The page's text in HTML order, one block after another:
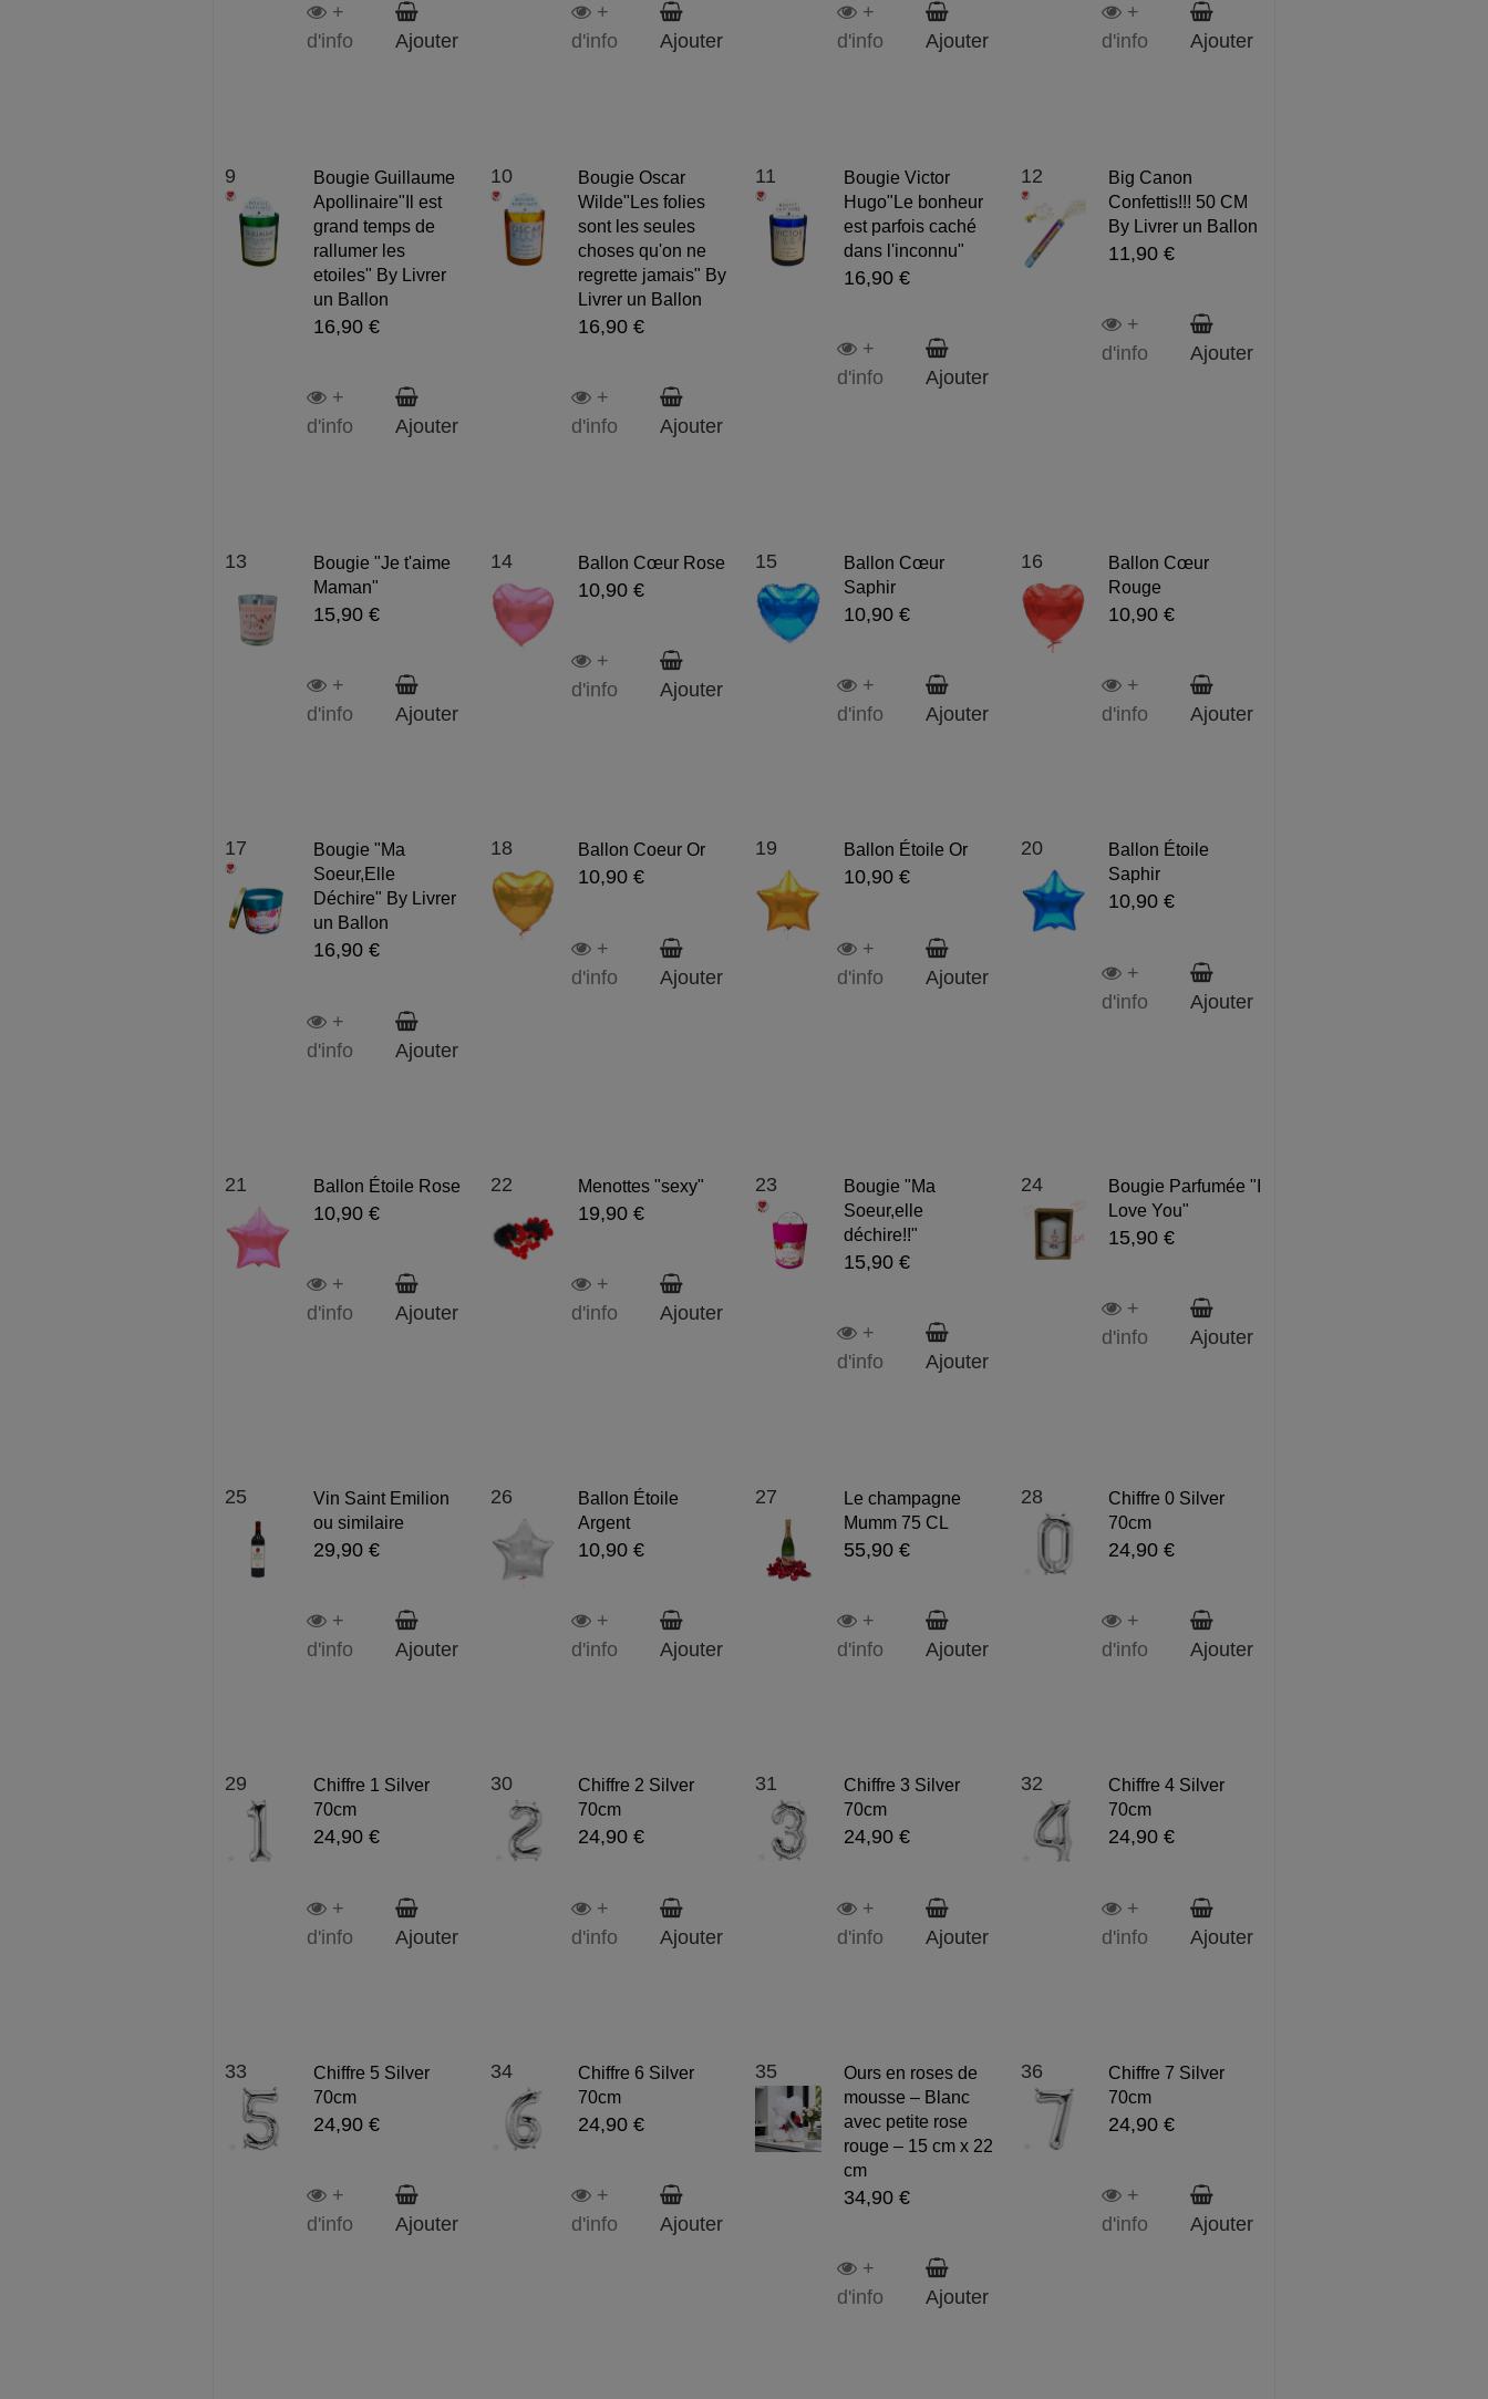
+
d'info
Ajouter
+
d'info
Ajouter
+
d'info
Ajouter
+
d'info
Ajouter
9
Bougie Guillaume
Apollinaire"Il est
grand temps de
rallumer les
etoiles" By Livrer
un Ballon
16,90 €
+
d'info
Ajouter
10
Bougie Oscar
Wilde"Les folies
sont les seules
choses qu'on ne
regrette jamais" By
Livrer un Ballon
16,90 €
+
d'info
Ajouter
11
Bougie Victor
Hugo"Le bonheur
est parfois caché
dans l'inconnu"
16,90 €
+
d'info
Ajouter
12
Big Canon
Confettis!!! 50 CM
By Livrer un Ballon
11,90 €
+
d'info
Ajouter
13
Bougie "Je t'aime
Maman"
15,90 €
+
d'info
Ajouter
14 Ballon Cœur Rose
10,90 €
+
d'info
Ajouter
15
Ballon Cœur
Saphir
10,90 €
+
d'info
Ajouter
16
Ballon Cœur
Rouge
10,90 €
+
d'info
Ajouter
17
Bougie "Ma
Soeur,Elle
Déchire" By Livrer
un Ballon
16,90 €
+
d'info
Ajouter
18 Ballon Coeur Or
10,90 €
+
d'info
Ajouter
19 Ballon Étoile Or
10,90 €
+
d'info
Ajouter
20
Ballon Étoile
Saphir
10,90 €
+
d'info
Ajouter
21 Ballon Étoile Rose
10,90 €
+
d'info
Ajouter
22 Menottes "sexy"
19,90 €
+
d'info
Ajouter
23
Bougie "Ma
Soeur,elle
déchire!!"
15,90 €
+
d'info
Ajouter
24
Bougie Parfumée "I
Love You"
15,90 €
+
d'info
Ajouter
25
Vin Saint Emilion
ou similaire
29,90 €
+
d'info
Ajouter
26
Ballon Étoile
Argent
10,90 €
+
d'info
Ajouter
27
Le champagne
Mumm 75 CL
55,90 €
+
d'info
Ajouter
28
Chiffre 0 Silver
70cm
24,90 €
+
d'info
Ajouter
29
Chiffre 1 Silver
70cm
24,90 €
+
d'info
Ajouter
30
Chiffre 2 Silver
70cm
24,90 €
+
d'info
Ajouter
31
Chiffre 3 Silver
70cm
24,90 €
+
d'info
Ajouter
32
Chiffre 4 Silver
70cm
24,90 €
+
d'info
Ajouter
33
Chiffre 5 Silver
70cm
24,90 €
+
d'info
Ajouter
34
Chiffre 6 Silver
70cm
24,90 €
+
d'info
Ajouter
35
Ours en roses de
mousse – Blanc
avec petite rose
rouge – 15 cm x 22
cm
34,90 €
+
d'info
Ajouter
36
Chiffre 7 Silver
70cm
24,90 €
+
d'info
Ajouter